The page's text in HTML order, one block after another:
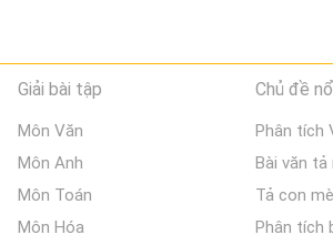
Giải bài tập
Môn Văn
Môn Anh
Môn Toán
Môn Hóa
Chủ đề
Phân tích
Bài văn tả
Tả con
Phân tích